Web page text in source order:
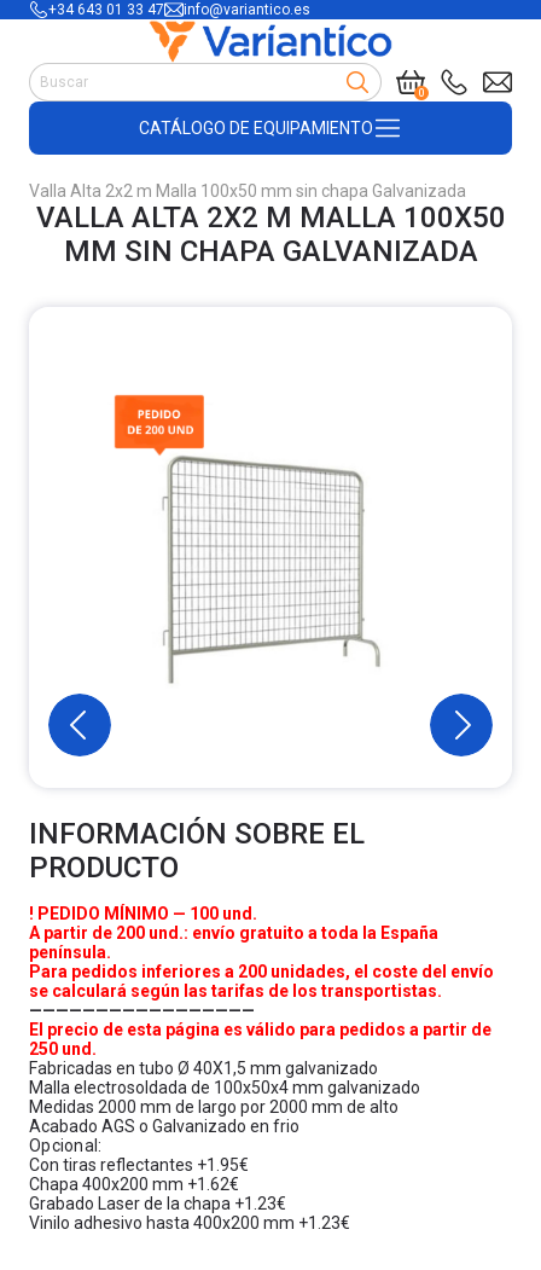
+34 643 01 33 47 info@variantico.es
0
CATÁLOGO DE EQUIPAMIENTO
Accesorios para carretillas
Útiles de almacén
Productos de plástico y madera
Encofrado
Valla Alta 2x2 m Malla 100x50 mm sin chapa Galvanizada
VALLA ALTA 2X2 M MALLA 100X50
MM SIN CHAPA GALVANIZADA
INFORMACIÓN SOBRE EL
PRODUCTO
! PEDIDO MÍNIMO — 100 und.
A partir de 200 und.: envío gratuito a toda la España
península.
Para pedidos inferiores a 200 unidades, el coste del envío
se calculará según las tarifas de los transportistas.
—————————————————
El precio de esta página es válido para pedidos a partir de
250 und.
Fabricadas en tubo Ø 40X1,5 mm galvanizado
Malla electrosoldada de 100x50x4 mm galvanizado
Medidas 2000 mm de largo por 2000 mm de alto
Acabado AGS o Galvanizado en frio
Opcional:
Con tiras reflectantes +1.95€
Chapa 400x200 mm +1.62€
Grabado Laser de la chapa +1.23€
Vinilo adhesivo hasta 400x200 mm +1.23€